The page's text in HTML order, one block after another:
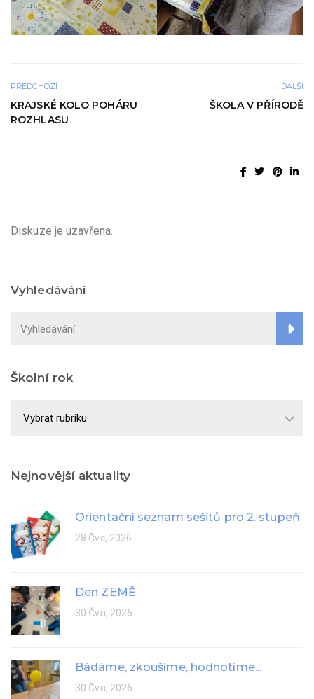
PŘEDCHOZÍ
KRAJSKÉ KOLO POHÁRU
ROZHLASU
DALŠÍ
ŠKOLA V PŘÍRODĚ
Diskuze je uzavřena.
Vyhledávání
Školní rok
Nejnovější aktuality
Orientační seznam sešitů pro 2. stupeň
28 Čvc, 2026
Den ZEMĚ
30 Čvn, 2026
Bádáme, zkoušíme, hodnotíme...
30 Čvn, 2026